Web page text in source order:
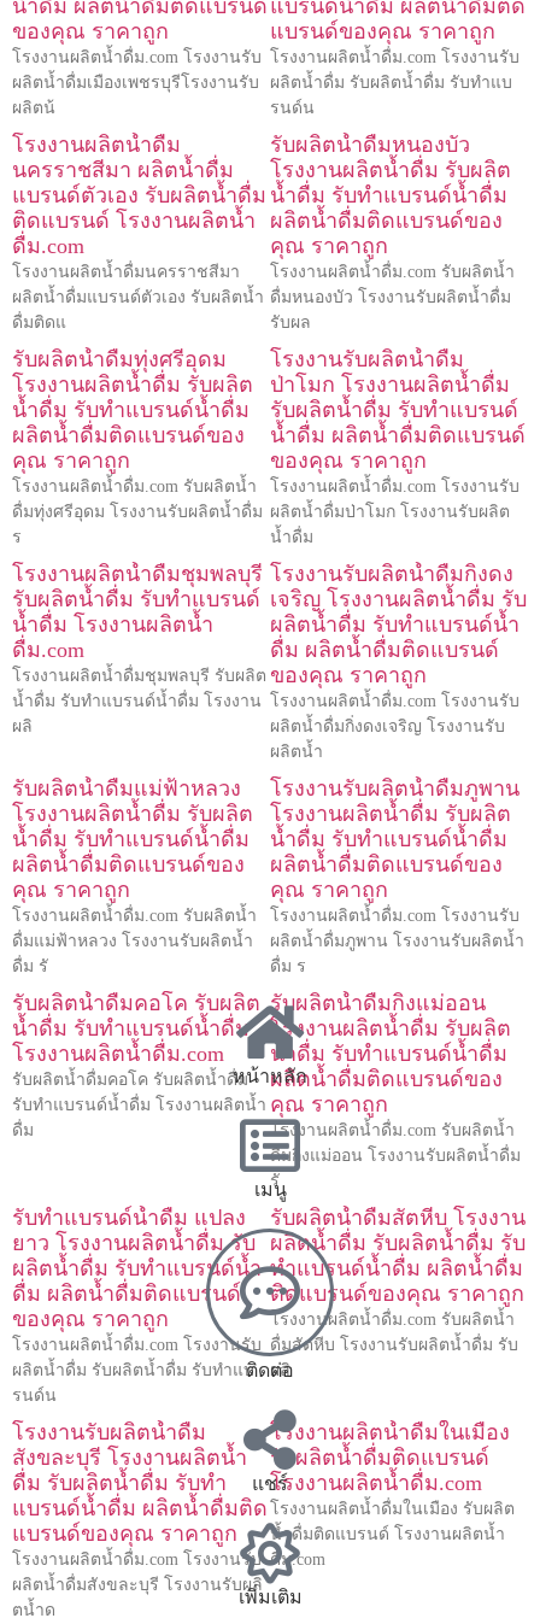
น้ำดื่ม ผลิตน้ำดื่มติดแบรนด์
ของคุณ ราคาถูก
โรงงานผลิตน้ำดื่ม.com โรงงานรับ
ผลิตน้ำดื่มเมืองเพชรบุรีโรงงานรับ
ผลิตน้
แบรนด์น้ำดื่ม ผลิตน้ำดื่มติด
แบรนด์ของคุณ ราคาถูก
โรงงานผลิตน้ำดื่ม.com โรงงานรับ
ผลิตน้ำดื่ม รับผลิตน้ำดื่ม รับทำแบ
รนด์น
โรงงานผลิตน้ำดื่ม
นครราชสีมา ผลิตน้ำดื่ม
แบรนด์ตัวเอง รับผลิตน้ำดื่ม
ติดแบรนด์ โรงงานผลิตน้ำ
ดื่ม.com
โรงงานผลิตน้ำดื่มนครราชสีมา
ผลิตน้ำดื่มแบรนด์ตัวเอง รับผลิตน้ำ
ดื่มติดแ
รับผลิตน้ำดื่มหนองบัว
โรงงานผลิตน้ำดื่ม รับผลิต
น้ำดื่ม รับทำแบรนด์น้ำดื่ม
ผลิตน้ำดื่มติดแบรนด์ของ
คุณ ราคาถูก
โรงงานผลิตน้ำดื่ม.com รับผลิตน้ำ
ดื่มหนองบัว โรงงานรับผลิตน้ำดื่ม
รับผล
รับผลิตน้ำดื่มทุ่งศรีอุดม
โรงงานผลิตน้ำดื่ม รับผลิต
น้ำดื่ม รับทำแบรนด์น้ำดื่ม
ผลิตน้ำดื่มติดแบรนด์ของ
คุณ ราคาถูก
โรงงานผลิตน้ำดื่ม.com รับผลิตน้ำ
ดื่มทุ่งศรีอุดม โรงงานรับผลิตน้ำดื่ม
ร
โรงงานรับผลิตน้ำดื่ม
ป่าโมก โรงงานผลิตน้ำดื่ม
รับผลิตน้ำดื่ม รับทำแบรนด์
น้ำดื่ม ผลิตน้ำดื่มติดแบรนด์
ของคุณ ราคาถูก
โรงงานผลิตน้ำดื่ม.com โรงงานรับ
ผลิตน้ำดื่มป่าโมก โรงงานรับผลิต
น้ำดื่ม
โรงงานผลิตน้ำดื่มชุมพลบุรี
รับผลิตน้ำดื่ม รับทำแบรนด์
น้ำดื่ม โรงงานผลิตน้ำ
ดื่ม.com
โรงงานผลิตน้ำดื่มชุมพลบุรี รับผลิต
น้ำดื่ม รับทำแบรนด์น้ำดื่ม โรงงาน
ผลิ
โรงงานรับผลิตน้ำดื่มกิ่งดง
เจริญ โรงงานผลิตน้ำดื่ม รับ
ผลิตน้ำดื่ม รับทำแบรนด์น้ำ
ดื่ม ผลิตน้ำดื่มติดแบรนด์
ของคุณ ราคาถูก
โรงงานผลิตน้ำดื่ม.com โรงงานรับ
ผลิตน้ำดื่มกิ่งดงเจริญ โรงงานรับ
ผลิตน้ำ
รับผลิตน้ำดื่มแม่ฟ้าหลวง
โรงงานผลิตน้ำดื่ม รับผลิต
น้ำดื่ม รับทำแบรนด์น้ำดื่ม
ผลิตน้ำดื่มติดแบรนด์ของ
คุณ ราคาถูก
โรงงานผลิตน้ำดื่ม.com รับผลิตน้ำ
ดื่มแม่ฟ้าหลวง โรงงานรับผลิตน้ำ
ดื่ม รั
โรงงานรับผลิตน้ำดื่มภูพาน
โรงงานผลิตน้ำดื่ม รับผลิต
น้ำดื่ม รับทำแบรนด์น้ำดื่ม
ผลิตน้ำดื่มติดแบรนด์ของ
คุณ ราคาถูก
โรงงานผลิตน้ำดื่ม.com โรงงานรับ
ผลิตน้ำดื่มภูพาน โรงงานรับผลิตน้ำ
ดื่ม ร
รับผลิตน้ำดื่มคอโค รับผลิต
น้ำดื่ม รับทำแบรนด์น้ำดื่ม
โรงงานผลิตน้ำดื่ม.com
รับผลิตน้ำดื่มคอโค รับผลิตน้ำดื่ม
รับทำแบรนด์น้ำดื่ม โรงงานผลิตน้ำ
ดื่ม
รับผลิตน้ำดื่มกิ่งแม่ออน
โรงงานผลิตน้ำดื่ม รับผลิต
น้ำดื่ม รับทำแบรนด์น้ำดื่ม
ผลิตน้ำดื่มติดแบรนด์ของ
คุณ ราคาถูก
โรงงานผลิตน้ำดื่ม.com รับผลิตน้ำ
ดื่มกิ่งแม่ออน โรงงานรับผลิตน้ำดื่ม
รั
รับทำแบรนด์น้ำดื่ม แปลง
ยาว โรงงานผลิตน้ำดื่ม รับ
ผลิตน้ำดื่ม รับทำแบรนด์น้ำ
ดื่ม ผลิตน้ำดื่มติดแบรนด์
ของคุณ ราคาถูก
โรงงานผลิตน้ำดื่ม.com โรงงานรับ
ผลิตน้ำดื่ม รับผลิตน้ำดื่ม รับทำแบ
รนด์น
รับผลิตน้ำดื่มสัตหีบ โรงงาน
ผลิตน้ำดื่ม รับผลิตน้ำดื่ม รับ
ทำแบรนด์น้ำดื่ม ผลิตน้ำดื่ม
ติดแบรนด์ของคุณ ราคาถูก
โรงงานผลิตน้ำดื่ม.com รับผลิตน้ำ
ดื่มสัตหีบ โรงงานรับผลิตน้ำดื่ม รับ
ผลิ
โรงงานรับผลิตน้ำดื่ม
สังขละบุรี โรงงานผลิตน้ำ
ดื่ม รับผลิตน้ำดื่ม รับทำ
แบรนด์น้ำดื่ม ผลิตน้ำดื่มติด
แบรนด์ของคุณ ราคาถูก
โรงงานผลิตน้ำดื่ม.com โรงงานรับ
ผลิตน้ำดื่มสังขละบุรี โรงงานรับผลิ
ตน้ำด
โรงงานผลิตน้ำดื่มในเมือง
รับผลิตน้ำดื่มติดแบรนด์
โรงงานผลิตน้ำดื่ม.com
โรงงานผลิตน้ำดื่มในเมือง รับผลิต
น้ำดื่มติดแบรนด์ โรงงานผลิตน้ำ
ดื่ม.com
หน้าหลัก
เมนู
ติดต่อ
แชร์
เพิ่มเติม